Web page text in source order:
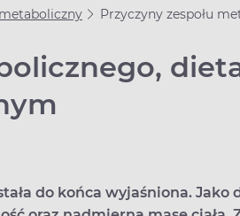
Przyczyny zespołu
do końca wyjaśniona. Jako